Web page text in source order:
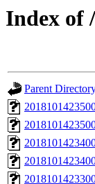
Index of
Parent